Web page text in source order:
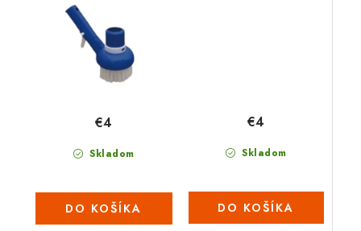
Skladom
€4
DO KOŠÍKA
Skladom
€4
DO KOŠÍKA